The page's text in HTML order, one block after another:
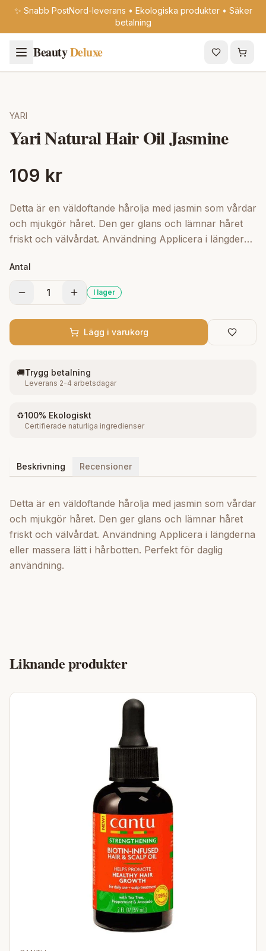
✨ Snabb PostNord-leverans • Ekologiska produkter • Säker
betalning
BeautyDeluxe
YARI
Yari Natural Hair Oil Jasmine
109 kr
Detta är en väldoftande hårolja med jasmin som vårdar
och mjukgör håret. Den ger glans och lämnar håret
friskt och välvårdat. Användning Applicera i längderna
användning.
Antal
1 I lager
Lägg i varukorg
🚚Trygg betalning
Leverans 2-4 arbetsdagar
♻️100% Ekologiskt
Certifierade naturliga ingredienser
Beskrivning Recensioner
Detta är en väldoftande hårolja med jasmin som vårdar
och mjukgör håret. Den ger glans och lämnar håret
friskt och välvårdat. Användning Applicera i längderna
eller massera lätt i hårbotten. Perfekt för daglig
användning.
Liknande produkter